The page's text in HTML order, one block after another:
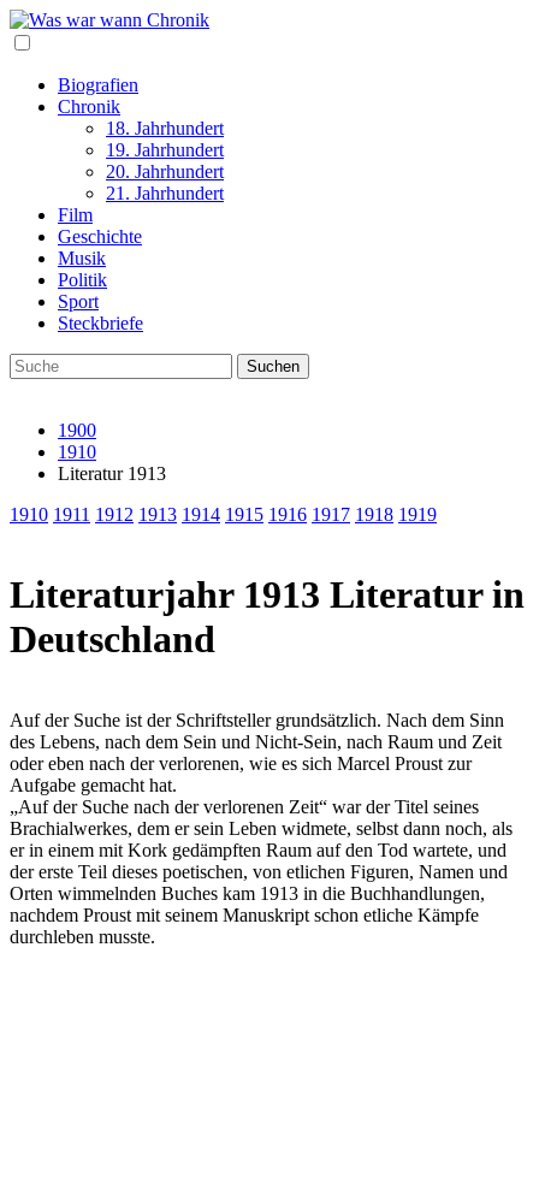
Biografien
Chronik
18. Jahrhundert
19. Jahrhundert
20. Jahrhundert
21. Jahrhundert
Film
Geschichte
Musik
Politik
Sport
Steckbriefe
1900
1910
Literatur 1913
1910 1911 1912 1913 1914 1915 1916 1917 1918 1919
Literaturjahr 1913 Literatur in
Deutschland
Auf der Suche ist der Schriftsteller grundsätzlich. Nach dem Sinn
des Lebens, nach dem Sein und Nicht-Sein, nach Raum und Zeit
oder eben nach der verlorenen, wie es sich Marcel Proust zur
Aufgabe gemacht hat.
„Auf der Suche nach der verlorenen Zeit“ war der Titel seines
Brachialwerkes, dem er sein Leben widmete, selbst dann noch, als
er in einem mit Kork gedämpften Raum auf den Tod wartete, und
der erste Teil dieses poetischen, von etlichen Figuren, Namen und
Orten wimmelnden Buches kam 1913 in die Buchhandlungen,
nachdem Proust mit seinem Manuskript schon etliche Kämpfe
durchleben musste.